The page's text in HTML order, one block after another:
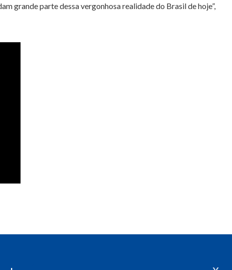
grande parte dessa vergonhosa realidade do Brasil de hoje”,